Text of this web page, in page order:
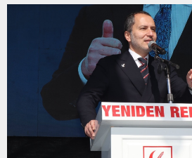
amacıyla kullandığından
arasında haziran ayının sonlarında...